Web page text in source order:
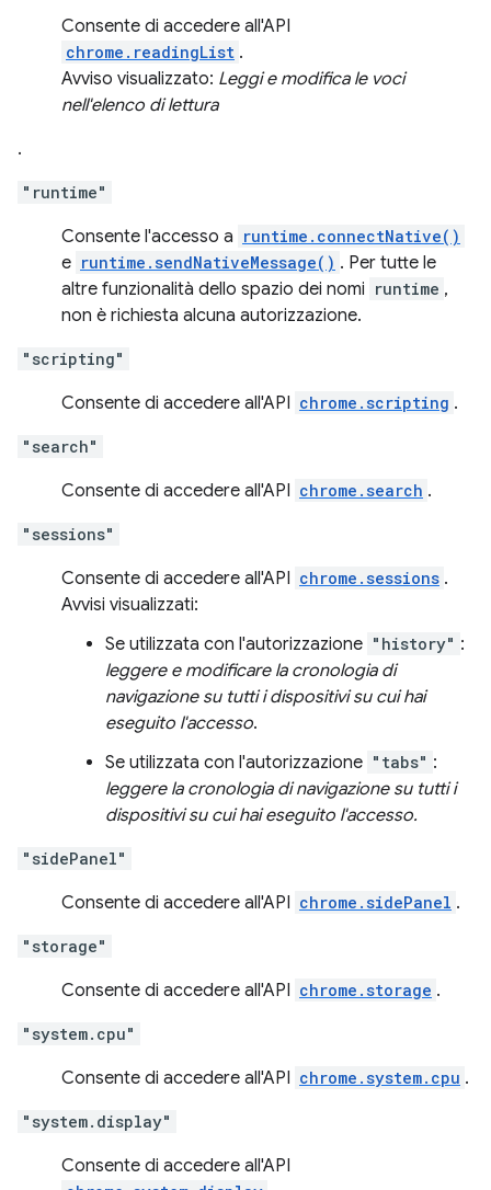
Consente di accedere all'API
chrome.readingList .
Avviso visualizzato: Leggi e modifica le voci
nell'elenco di lettura
.
"runtime"
Consente l'accesso a runtime.connectNative()
e runtime.sendNativeMessage() . Per tutte le
altre funzionalità dello spazio dei nomi runtime ,
non è richiesta alcuna autorizzazione.
"scripting"
Consente di accedere all'API chrome.scripting .
"search"
Consente di accedere all'API chrome.search .
"sessions"
Consente di accedere all'API chrome.sessions .
Avvisi visualizzati:
Se utilizzata con l'autorizzazione "history" :
leggere e modificare la cronologia di
navigazione su tutti i dispositivi su cui hai
eseguito l'accesso.
Se utilizzata con l'autorizzazione "tabs" :
leggere la cronologia di navigazione su tutti i
dispositivi su cui hai eseguito l'accesso.
"sidePanel"
Consente di accedere all'API chrome.sidePanel .
"storage"
Consente di accedere all'API chrome.storage .
"system.cpu"
Consente di accedere all'API chrome.system.cpu .
"system.display"
Consente di accedere all'API